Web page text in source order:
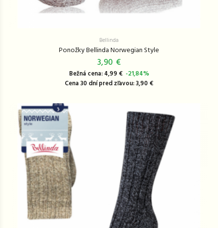
Bellinda
Ponožky Bellinda Norwegian Style
3,90 €
Bežná cena: 4,99 € -21,84%
Cena 30 dní pred zľavou: 3,90 €